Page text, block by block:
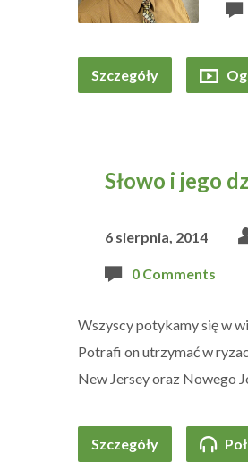
Szczegóły
Słowo i jego
6 sierpnia, 2014
0 Comments
Wszyscy potykamy się w
Potrafi on utrzymać w
New Jersey oraz Nowego
Szczegóły